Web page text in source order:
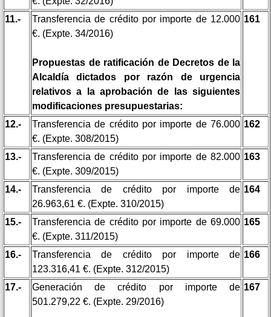
11.-
Transferencia de crédito por importe de 12.000
€. (Expte. 34/2016)
Propuestas de ratificación de Decretos de la
Alcaldía dictados por razón de urgencia
relativos a la aprobación de las siguientes
modificaciones presupuestarias:
161
12.-
Transferencia de crédito por importe de 76.000
€. (Expte. 308/2015)
162
13.-
Transferencia de crédito por importe de 82.000
€. (Expte. 309/2015)
163
14.-
Transferencia de crédito por importe de
26.963,61 €. (Expte. 310/2015)
164
15.-
Transferencia de crédito por importe de 69.000
€. (Expte. 311/2015)
165
16.-
Transferencia de crédito por importe de
123.316,41 €. (Expte. 312/2015)
166
17.-
Generación de crédito por importe de
501.279,22 €. (Expte. 29/2016)
167